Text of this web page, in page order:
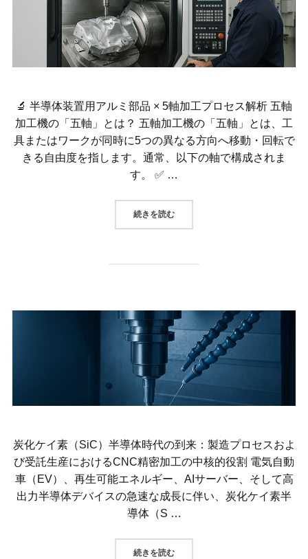
🔬 半導体装置用アルミ部品 × 5軸加工プロセス解析 五軸
加工機の「五軸」とは？ 五軸加工機の「五軸」とは、工
具またはワークが同時に5つの異なる方向へ移動・回転で
きる自由度を指します。通常、以下の軸で構成されま
す。 ✅ …
続きを読む“🔬 半導体装置用アルミ部品 × 5軸
炭化ケイ素（SiC）半導体時代の到来：製造プロセスおよ
び受託生産におけるCNC精密加工の中核的役割 電気自動
車（EV）、再生可能エネルギー、AIサーバー、そして高
出力半導体デバイスの急速な成長に伴い、炭化ケイ素半
導体（S …
続きを読む“炭化ケイ素（SIC）半導体時代の